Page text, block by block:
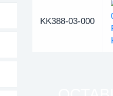
KK388-03-000